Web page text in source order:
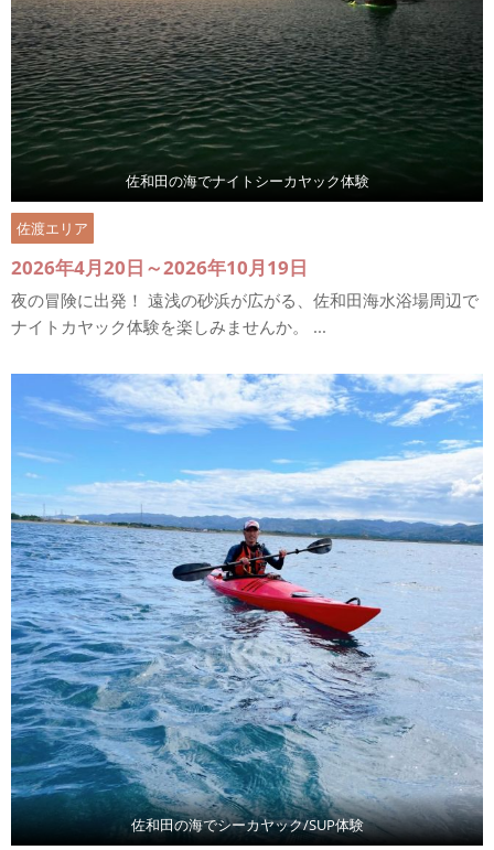
佐和田の海でナイトシーカヤック体験
佐渡エリア
2026年4月20日～2026年10月19日
夜の冒険に出発！ 遠浅の砂浜が広がる、佐和田海水浴場周辺で
ナイトカヤック体験を楽しみませんか。 ...
佐和田の海でシーカヤック/SUP体験